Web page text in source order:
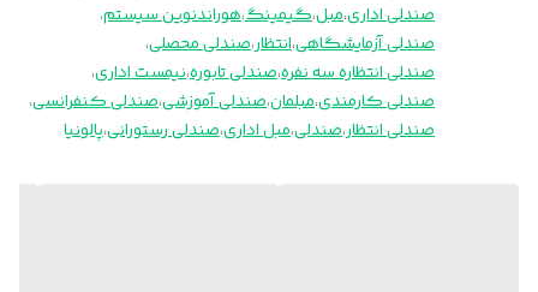
صندلی اداری،مبل،گیمینگ،هوراندنوین سیستم،
صندلی آزمایشگاهی،انتظار،صندلی محصلی،
صندلی انتظاره سه نفره،صندلی تابوره،نیمست اداری،
صندلی کارمندی،مبلمان،صندلی آموزشی،صندلی کنفرانسی،
صندلی انتظار،صندلی،مبل اداری،صندلی رستورانی،پالونیا